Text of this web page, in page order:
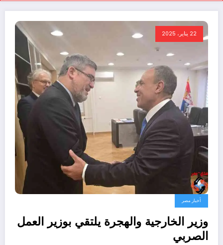
22 يناير، 2025
أخبار مصر
وزير الخارجية والهجرة يلتقي بوزير العمل
الصربي